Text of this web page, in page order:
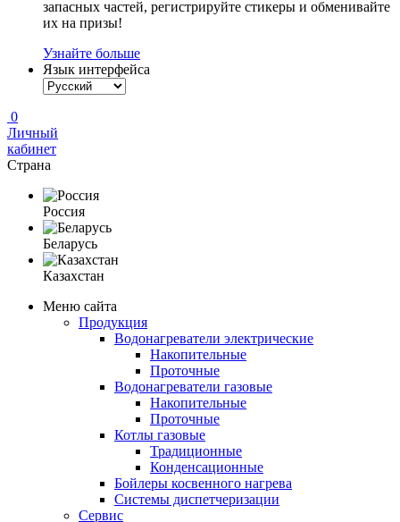
запасных частей, регистрируйте стикеры и обменивайте
их на призы!
Узнайте больше
Язык интерфейса
0
Личный
кабинет
Страна
Россия
Беларусь
Казахстан
Меню сайта
Продукция
Водонагреватели электрические
Накопительные
Проточные
Водонагреватели газовые
Накопительные
Проточные
Котлы газовые
Традиционные
Конденсационные
Бойлеры косвенного нагрева
Системы диспетчеризации
Сервис